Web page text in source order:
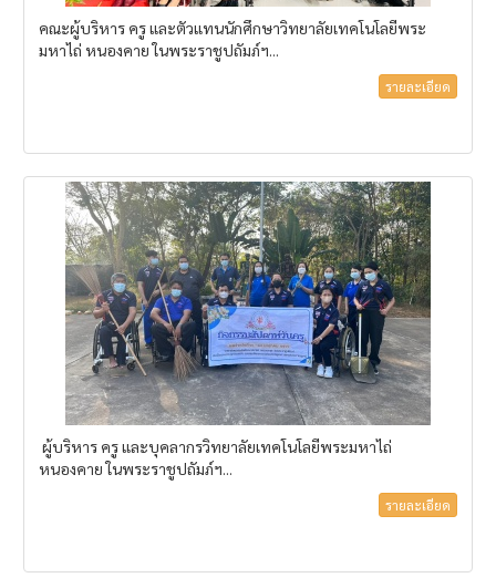
คณะผู้บริหาร ครู และตัวแทนนักศึกษาวิทยาลัยเทคโนโลยีพระ
มหาไถ่ หนองคาย ในพระราชูปถัมภ์ฯ...
รายละเอียด
ผู้บริหาร ครู และบุคลากรวิทยาลัยเทคโนโลยีพระมหาไถ่
หนองคาย ในพระราชูปถัมภ์ฯ...
รายละเอียด